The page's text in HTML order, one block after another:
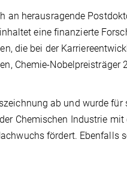
an herausragende
eine finanzierte
die bei der
Chemie-Nobelpreisträger
ab und wurde für
Chemischen Industrie mit
fördert. Ebenfalls